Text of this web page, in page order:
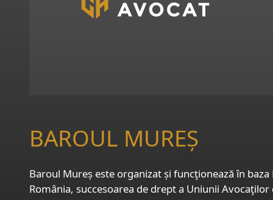
BAROUL MUREȘ
Baroul Mureș este organizat și funcţionează în
România, succesoarea de drept a Uniunii Avocaţilor